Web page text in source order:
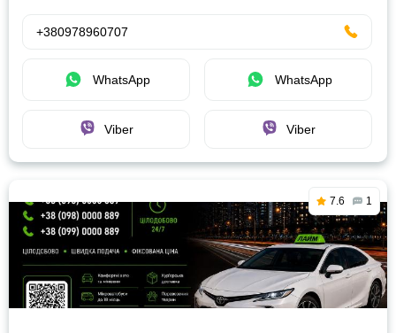
+380978960707
WhatsApp WhatsApp
Viber Viber
7.6 1